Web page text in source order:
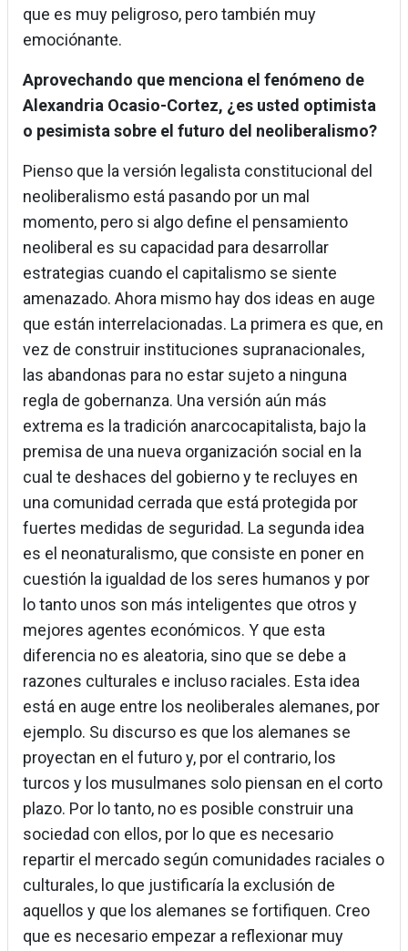
que es muy peligroso, pero también muy
emociónante.
Aprovechando que menciona el fenómeno de
Alexandria Ocasio-Cortez, ¿es usted optimista
o pesimista sobre el futuro del neoliberalismo?
Pienso que la versión legalista constitucional del
neoliberalismo está pasando por un mal
momento, pero si algo define el pensamiento
neoliberal es su capacidad para desarrollar
estrategias cuando el capitalismo se siente
amenazado. Ahora mismo hay dos ideas en auge
que están interrelacionadas. La primera es que, en
vez de construir instituciones supranacionales,
las abandonas para no estar sujeto a ninguna
regla de gobernanza. Una versión aún más
extrema es la tradición anarcocapitalista, bajo la
premisa de una nueva organización social en la
cual te deshaces del gobierno y te recluyes en
una comunidad cerrada que está protegida por
fuertes medidas de seguridad. La segunda idea
es el neonaturalismo, que consiste en poner en
cuestión la igualdad de los seres humanos y por
lo tanto unos son más inteligentes que otros y
mejores agentes económicos. Y que esta
diferencia no es aleatoria, sino que se debe a
razones culturales e incluso raciales. Esta idea
está en auge entre los neoliberales alemanes, por
ejemplo. Su discurso es que los alemanes se
proyectan en el futuro y, por el contrario, los
turcos y los musulmanes solo piensan en el corto
plazo. Por lo tanto, no es posible construir una
sociedad con ellos, por lo que es necesario
repartir el mercado según comunidades raciales o
culturales, lo que justificaría la exclusión de
aquellos y que los alemanes se fortifiquen. Creo
que es necesario empezar a reflexionar muy